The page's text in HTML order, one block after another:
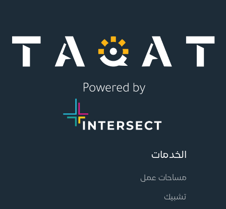
الخدمات
مساحات عمل
تشبيك